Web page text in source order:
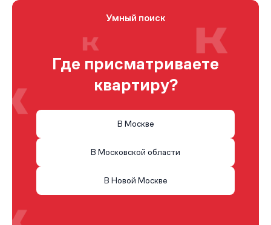
Умный поиск
Где присматриваете
квартиру?
В Москве
В Московской области
В Новой Москве